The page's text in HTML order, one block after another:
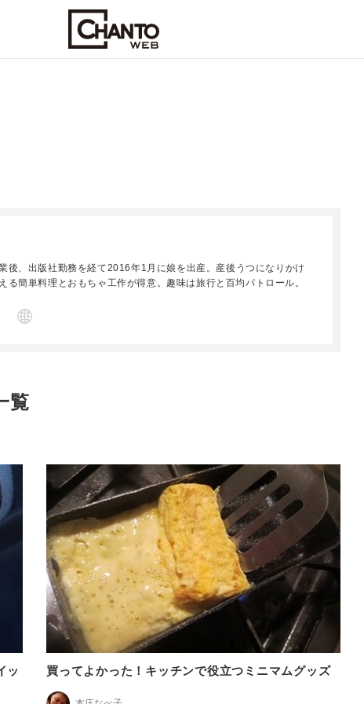
後、出版社勤務を経て2016年1月に娘を出産。産後うつになりかけ
る簡単料理とおもちゃ工作が得意。趣味は旅行と百均パトロール。
覧
ッ 買ってよかった！キッチンで役立つミニマムグッズ